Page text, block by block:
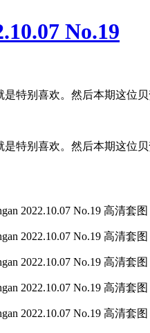
No.19
特别喜欢。然后本期这位
特别喜欢。然后本期这位贝